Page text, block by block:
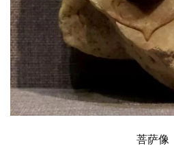
音
高
僧
访
谈
菩萨像